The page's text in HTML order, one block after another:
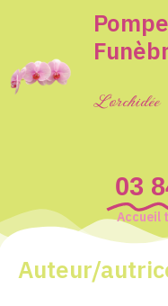
L'orchidée
03
Accueil
Auteur/